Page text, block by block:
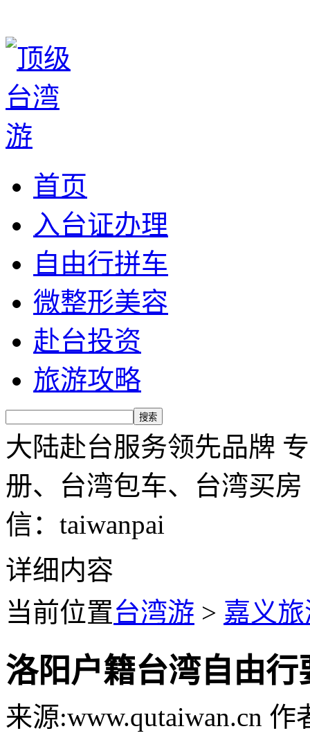
首页
入台证办理
自由行拼车
微整形美容
赴台投资
旅游攻略
大陆赴台服务领先品牌
册、台湾包车、台湾买房
信：taiwanpai
详细内容
当前位置台湾游 > 嘉义
洛阳户籍台湾自由
来源:www.qutaiwan.cn 作